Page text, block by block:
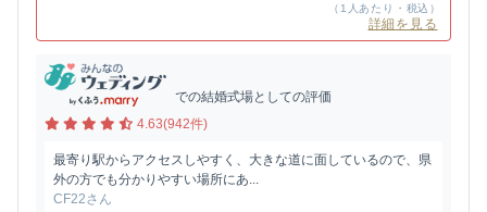
（1人あたり・税込）
詳細を見る
での結婚式場としての評価
4.63(942件)
最寄り駅からアクセスしやすく、大きな道に面しているので、県
外の方でも分かりやすい場所にあ...
CF22さん